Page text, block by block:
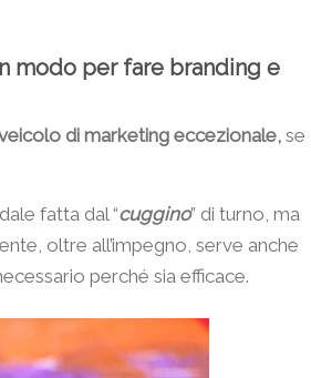
modo per fare branding e
di marketing eccezionale, se
fatta dal “cuggino” di turno, ma
oltre all’impegno, serve anche
perché sia efficace.